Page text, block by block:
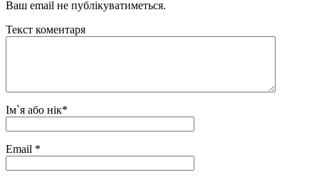
Ваш email не публікуватиметься.
Текст коментаря
Ім`я або нік*
Email *